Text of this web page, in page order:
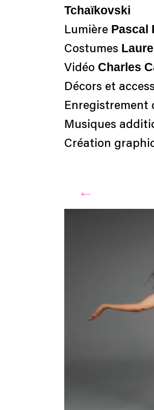
Tchaïkovski
Lumière Pascal
Costumes
Vidéo Charles
Décors et
Enregistrement
Musiques
Création